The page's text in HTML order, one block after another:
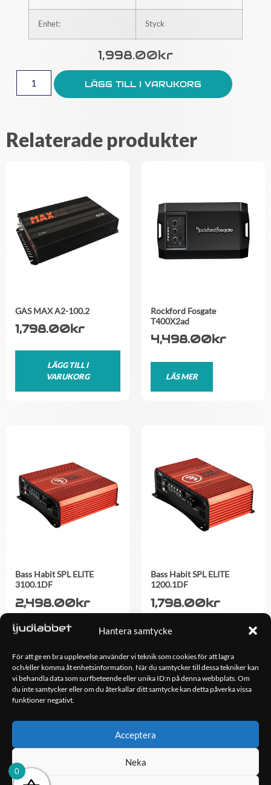
Hantera samtycke
För att ge en bra upplevelse använder vi teknik som cookies för att lagra
och/eller komma åt enhetsinformation. När du samtycker till dessa tekniker kan
vi behandla data som surfbeteende eller unika ID:n på denna webbplats. Om
du inte samtycker eller om du återkallar ditt samtycke kan detta påverka vissa
funktioner negativt.
Acceptera
Neka
Enhet: Styck
1,998.00Kr
LÄGG TILL I VARUKORG
Relaterade produkter
GAS MAX A2-100.2
1,798.00kr
LÄGG TILL I
VARUKORG
Rockford Fosgate
T400X2ad
4,498.00kr
LÄS MER
Bass Habit SPL ELITE
3100.1DF
2,498.00kr
Bass Habit SPL ELITE
1200.1DF
1,798.00kr
OM OSS
Sotenäs AB.
KONTAKT
Klippsjövägen 5
456 34 Kungshamn
0